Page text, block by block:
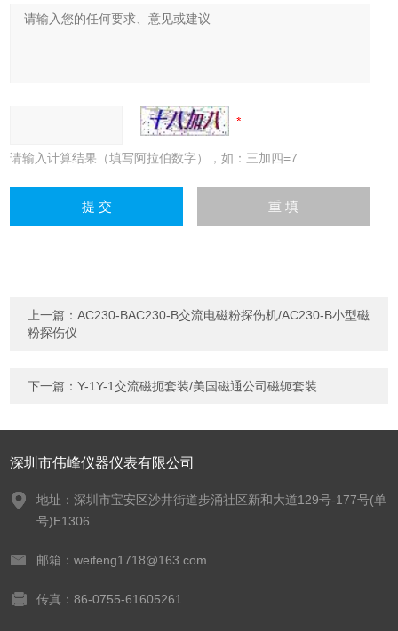
请输入计算结果（填写阿拉伯数字），如：三加四=7
上一篇：AC230-BAC230-B交流电磁粉探伤机/AC230-B小型磁
粉探伤仪
下一篇：Y-1Y-1交流磁扼套装/美国磁通公司磁轭套装
深圳市伟峰仪器仪表有限公司
地址：深圳市宝安区沙井街道步涌社区新和大道129号-177号(单
号)E1306
邮箱：weifeng1718@163.com
传真：86-0755-61605261